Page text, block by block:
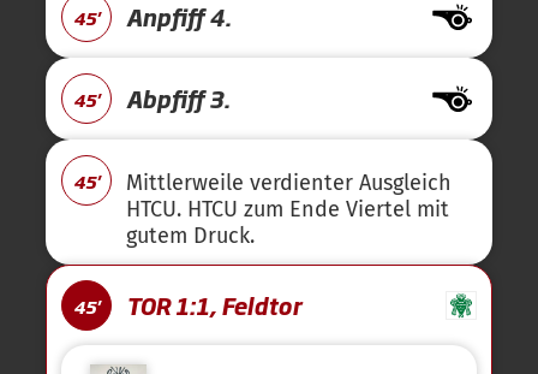
45' Anpfiff 4.
45' Abpfiff 3.
45'
Mittlerweile verdienter Ausgleich
HTCU. HTCU zum Ende Viertel mit
gutem Druck.
45' TOR 1:1, Feldtor